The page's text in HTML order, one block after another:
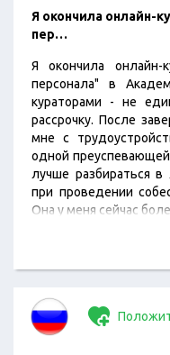
Я окончила онлайн-
пер…
Я окончила
персонала" в
кураторами - не
рассрочку. После
мне с
одной
лучше разбираться
при проведении
Она у меня сейчас